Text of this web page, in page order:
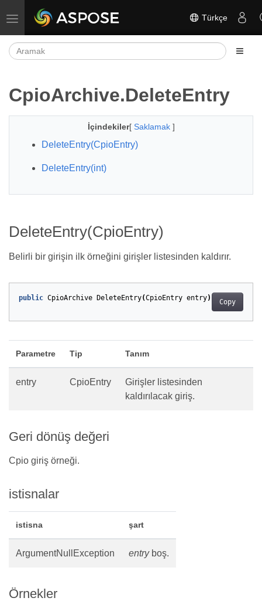
Gezinmeyi aç/kapat Türkçe
CpioArchive.DeleteEntry
İçindekiler[ Saklamak ]
DeleteEntry(CpioEntry)
DeleteEntry(int)
DeleteEntry(CpioEntry)
Belirli bir girişin ilk örneğini girişler listesinden kaldırır.
Copy
public CpioArchive DeleteEntry(CpioEntry entry)
Parametre Tip Tanım
entry CpioEntry
Girişler listesinden
kaldırılacak giriş.
Geri dönüş değeri
Cpio giriş örneği.
istisnalar
istisna şart
ArgumentNullException entryboş.
Örnekler